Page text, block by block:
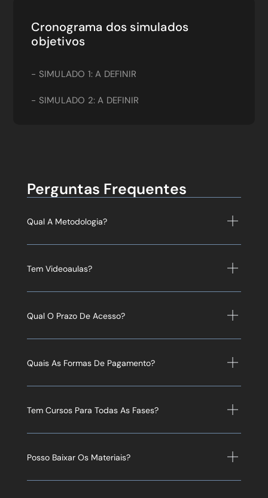
Cronograma dos simulados
objetivos
- SIMULADO 1: A DEFINIR
- SIMULADO 2: A DEFINIR
Perguntas Frequentes
Qual A Metodologia?
Tem Videoaulas?
Qual O Prazo De Acesso?
Quais As Formas De Pagamento?
Tem Cursos Para Todas As Fases?
Posso Baixar Os Materiais?